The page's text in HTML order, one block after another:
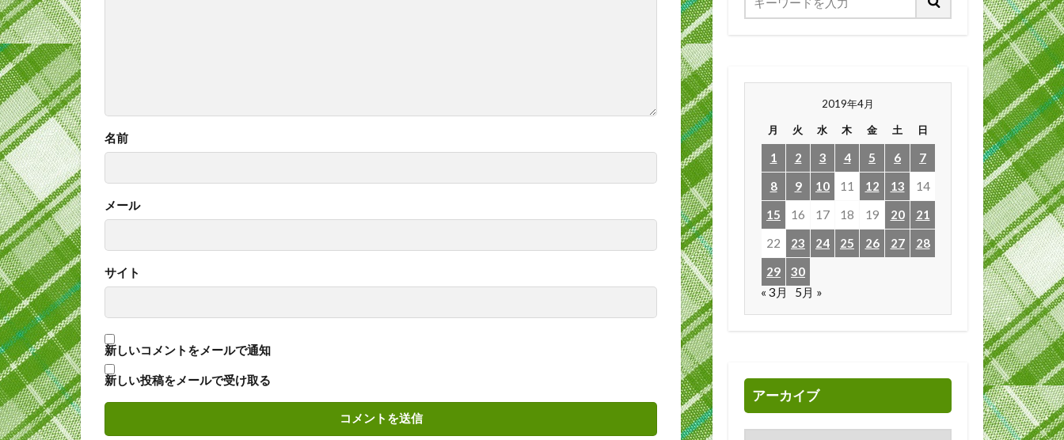
名前
メール
サイト
新しいコメントをメールで通知
新しい投稿をメールで受け取る
2019年4月
月 火 水 木 金 土 日
1 2 3 4 5 6
7
8
9 10 11 12 13
14
15
16 17 18 19 20
21
22
23 24 25 26 27
28
29
30
« 3月
5月 »
アーカイブ